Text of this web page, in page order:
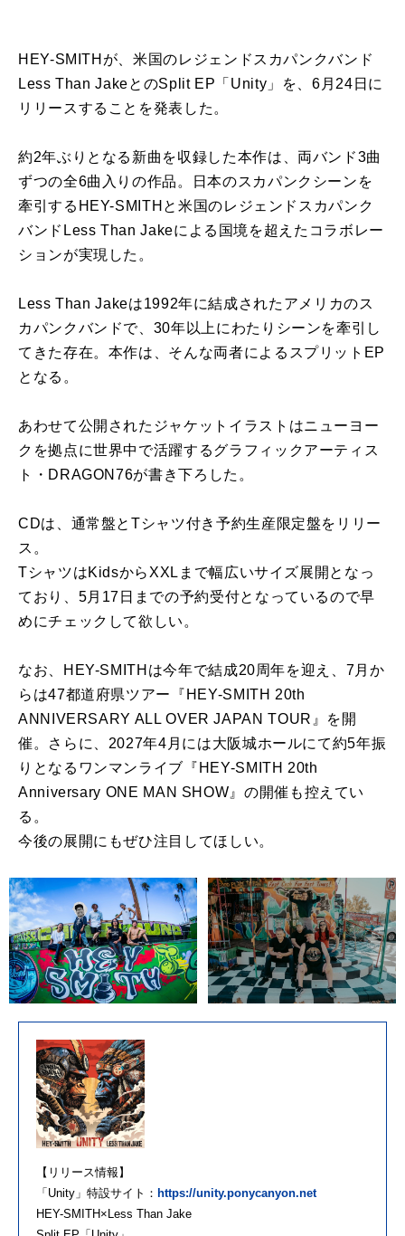
HEY-SMITHが、米国のレジェンドスカパンクバンド
Less Than JakeとのSplit EP「Unity」を、6月24日に
リリースすることを発表した。
約2年ぶりとなる新曲を収録した本作は、両バンド3曲
ずつの全6曲入りの作品。日本のスカパンクシーンを
牽引するHEY-SMITHと米国のレジェンドスカパンク
バンドLess Than Jakeによる国境を超えたコラボレー
ションが実現した。
Less Than Jakeは1992年に結成されたアメリカのス
カパンクバンドで、30年以上にわたりシーンを牽引し
てきた存在。本作は、そんな両者によるスプリットEP
となる。
あわせて公開されたジャケットイラストはニューヨー
クを拠点に世界中で活躍するグラフィックアーティス
ト・DRAGON76が書き下ろした。
CDは、通常盤とTシャツ付き予約生産限定盤をリリー
ス。
TシャツはKidsからXXLまで幅広いサイズ展開となっ
ており、5月17日までの予約受付となっているので早
めにチェックして欲しい。
なお、HEY-SMITHは今年で結成20周年を迎え、7月か
らは47都道府県ツアー『HEY-SMITH 20th
ANNIVERSARY ALL OVER JAPAN TOUR』を開
催。さらに、2027年4月には大阪城ホールにて約5年振
りとなるワンマンライブ『HEY-SMITH 20th
Anniversary ONE MAN SHOW』の開催も控えてい
る。
今後の展開にもぜひ注目してほしい。
【リリース情報】
「Unity」特設サイト： https://unity.ponycanyon.net
HEY-SMITH×Less Than Jake